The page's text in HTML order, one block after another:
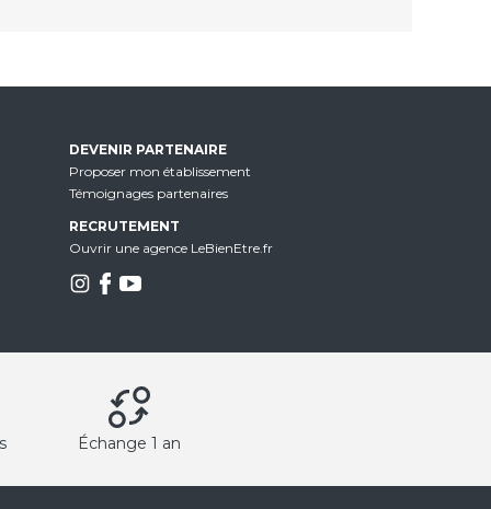
DEVENIR PARTENAIRE
Proposer mon établissement
Témoignages partenaires
RECRUTEMENT
Ouvrir une agence LeBienEtre.fr
Échange 1 an